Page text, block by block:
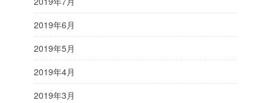
2019年6月
2019年5月
2019年4月
2019年3月